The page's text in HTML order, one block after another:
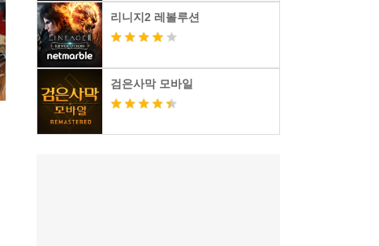
리니지2 레볼루션
검은사막 모바일